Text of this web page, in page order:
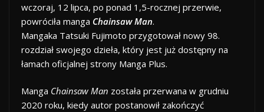
wczoraj, 12 lipca, po ponad 1,5-rocznej przerwie,
powróciła manga Chainsaw Man.
Mangaka Tatsuki Fujimoto przygotował nowy 98.
rozdział swojego dzieła, który jest już dostępny na
łamach oficjalnej strony Manga Plus.
Manga Chainsaw Man została przerwana w grudniu
2020 roku, kiedy autor postanowił zakończyć